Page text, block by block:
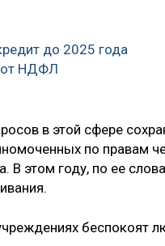
до 2025 года
от НДФЛ
в этой сфере
по правам
этом году, по ее
беспокоят